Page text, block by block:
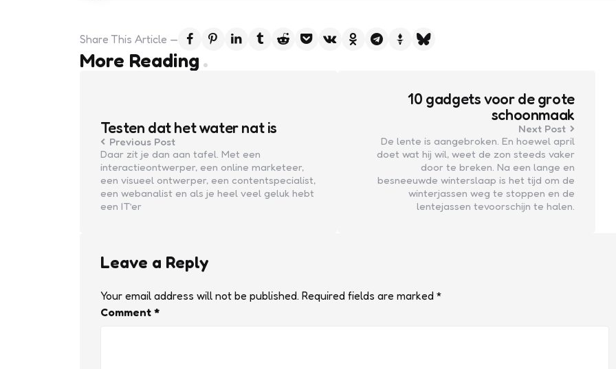
Share This Article
More Reading
Post
Testen dat het water nat is
Previous Post
Daar zit je dan aan tafel. Met een
interactieontwerper, een online marketeer,
een visueel ontwerper, een contentspecialist,
een webanalist en als je heel veel geluk hebt
een IT’er
10 gadgets voor de grote
schoonmaak
Next Post
De lente is aangebroken. En hoewel april
doet wat hij wil, weet de zon steeds vaker
door te breken. Na een lange en
besneeuwde winterslaap is het tijd om de
winterjassen weg te stoppen en de
lentejassen tevoorschijn te halen.
Leave a Reply
Your email address will not be published. Required fields are marked *
Comment *